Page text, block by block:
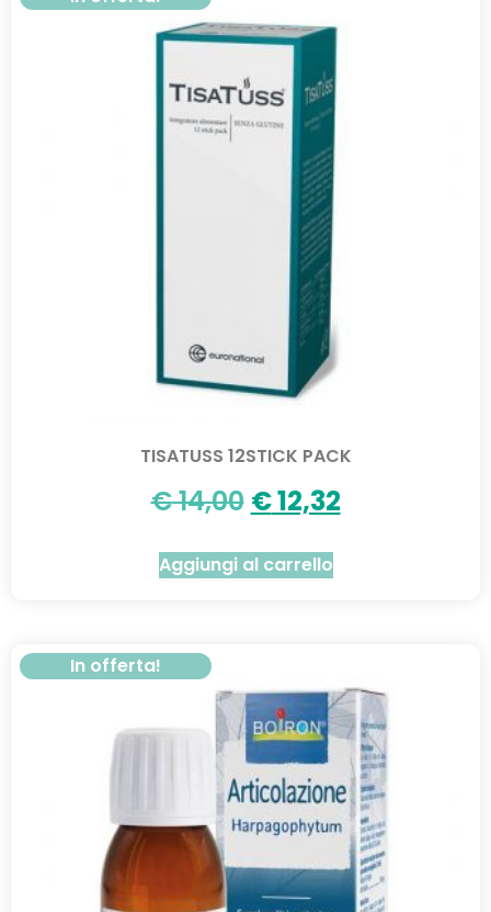
TISATUSS 12STICK PACK
€14,00 €12,32
Aggiungi al carrello
In offerta!